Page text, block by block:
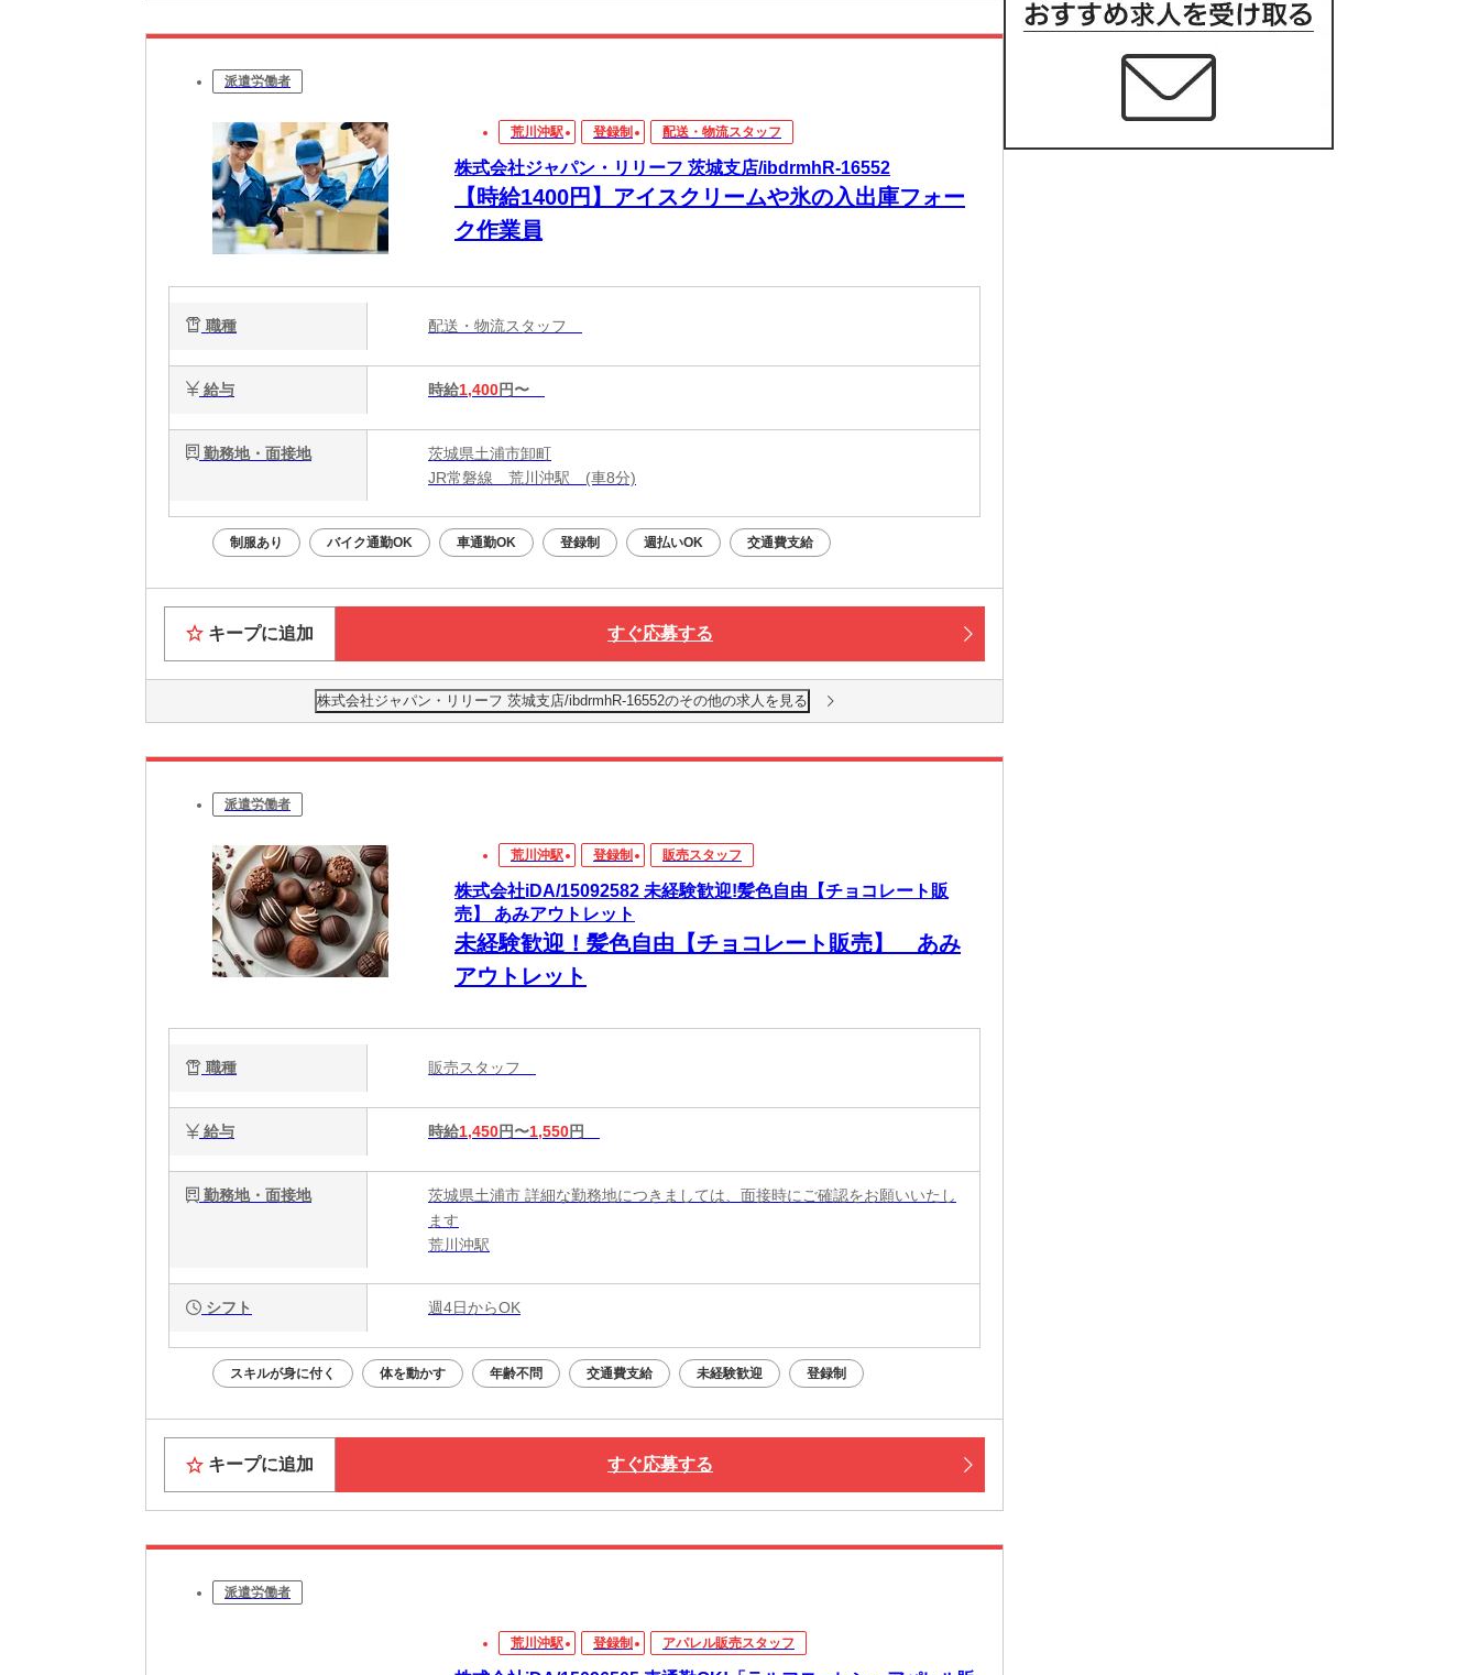
派遣労働者
荒川沖駅 登録制 配送・物流スタッフ
株式会社ジャパン・リリーフ 茨城支店/ibdrmhR-16552
【時給1400円】アイスクリームや氷の入出庫フォー
ク作業員
職種 配送・物流スタッフ
給与 時給1,400円〜
勤務地・面接地
茨城県土浦市卸町
JR常磐線 荒川沖駅 (車8分)
制服あり バイク通勤OK 車通勤OK 登録制 週払いOK 交通費支給
キープに追加 すぐ応募する
株式会社ジャパン・リリーフ 茨城支店/ibdrmhR-16552のその他の求人を見る
派遣労働者
荒川沖駅 登録制 販売スタッフ
株式会社iDA/15092582 未経験歓迎!髪色自由【チョコレート販
売】 あみアウトレット
未経験歓迎！髪色自由【チョコレート販売】 あみ
アウトレット
職種 販売スタッフ
給与 時給1,450円〜1,550円
勤務地・面接地
茨城県土浦市 詳細な勤務地につきましては、面接時にご確認をお願いいたし
ます
荒川沖駅
シフト 週4日からOK
スキルが身に付く 体を動かす 年齢不問 交通費支給 未経験歓迎 登録制
キープに追加 すぐ応募する
派遣労働者
荒川沖駅 登録制 アパレル販売スタッフ